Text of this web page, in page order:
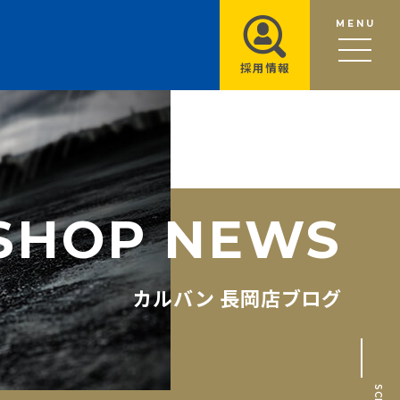
MENU
採用情報
HOP NEWS
カルバン 長岡店ブログ